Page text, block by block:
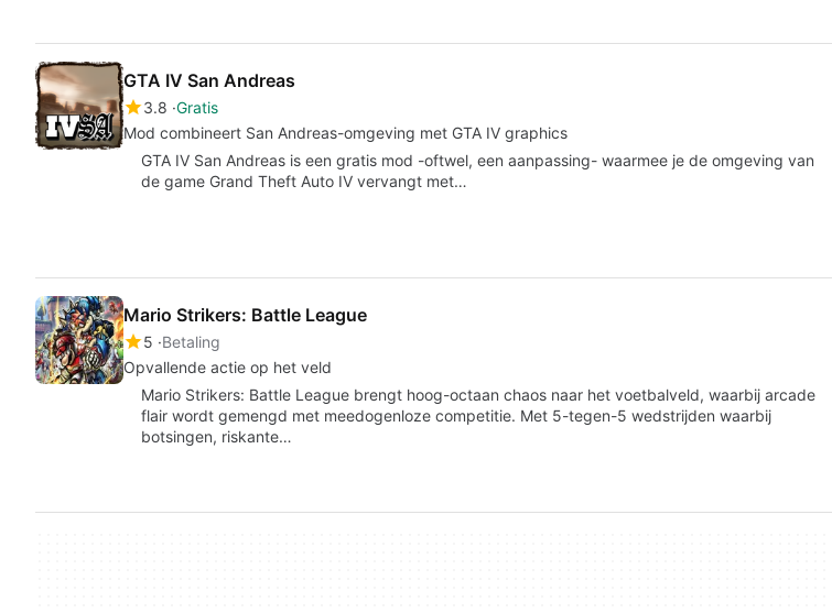
GTA IV San Andreas
3.8 Gratis
Mod combineert San Andreas-omgeving met GTA IV graphics
GTA IV San Andreas is een gratis mod -oftwel, een aanpassing- waarmee je de omgeving van
de game Grand Theft Auto IV vervangt met…
Mario Strikers: Battle League
5 Betaling
Opvallende actie op het veld
Mario Strikers: Battle League brengt hoog-octaan chaos naar het voetbalveld, waarbij arcade
flair wordt gemengd met meedogenloze competitie. Met 5-tegen-5 wedstrijden waarbij
botsingen, riskante…